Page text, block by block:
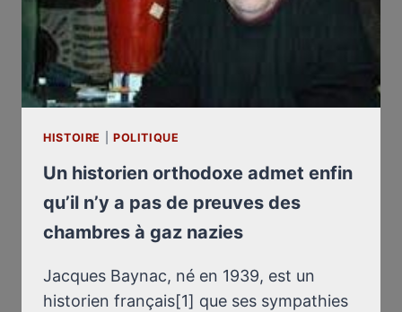
IE N
AZI-G
ASKAMMERN G
HISTOIRE POLITIQUE
Un historien orthodoxe admet enfin
qu’il n’y a pas de preuves des
chambres à gaz nazies
Jacques Baynac, né en 1939, est un
historien français[1] que ses sympathies